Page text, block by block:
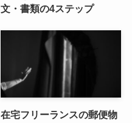
文・書類の4ステップ
在宅フリーランスの郵便物